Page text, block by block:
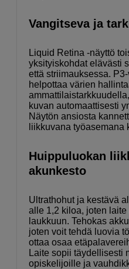
Vangitseva ja
Liquid Retina -näyttö
yksityiskohdat elävästi
että striimauksessa.
helpottaa värien
kuvan automaattisesti
Näytön ansiosta
liikkuvana työasemana
Huippuluokan
akunkesto
Ultrathohut ja kestävä
alle 1,2 kiloa, joten
laukkuun. Tehokas
joten voit tehdä luovia
ottaa osaa
Laite sopii täydellisesti
opiskelijoille ja